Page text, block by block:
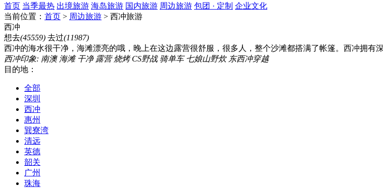
首页 当季最热 出境旅游 海岛旅游 国内旅游 周边旅游 包团 · 定制 企业文化
当前位置： 首页 > 周边旅游 > 西冲旅游
西冲
想去(45559) 去过(11987)
西冲的海水很干净，海滩漂亮的哦，晚上在这边露营很舒服，很多人，整个沙滩都搭满了帐篷。西冲拥有
西冲印象: 南澳 海滩 干净 露营 烧烤 CS野战 骑单车 七娘山野炊 东西冲穿越
目的地：
全部
深圳
西冲
惠州
巽寮湾
清远
英德
韶关
广州
珠海